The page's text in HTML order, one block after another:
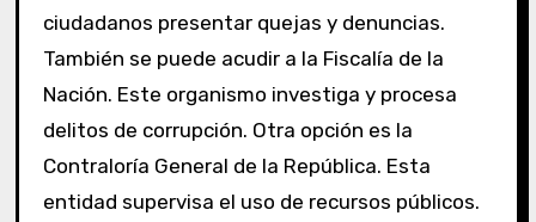
ciudadanos presentar quejas y denuncias.
También se puede acudir a la Fiscalía de la
Nación. Este organismo investiga y procesa
delitos de corrupción. Otra opción es la
Contraloría General de la República. Esta
entidad supervisa el uso de recursos públicos.